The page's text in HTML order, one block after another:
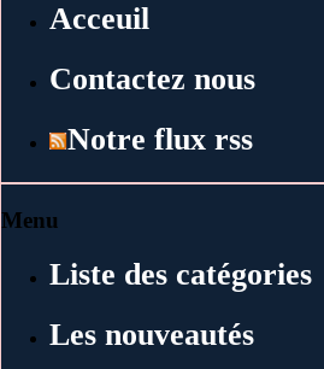
Acceuil
Contactez nous
Notre flux rss
Menu
Liste des catégories
Les nouveautés